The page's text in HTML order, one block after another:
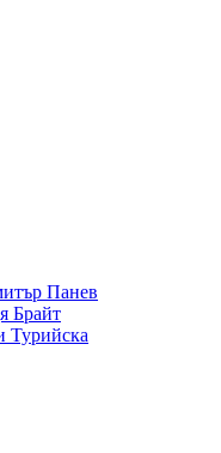
Панев
Брайт
Турийска